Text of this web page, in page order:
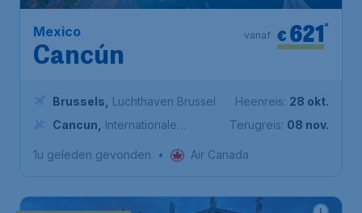
Mexico
Cancún
€ 621*
vanaf
Brussels
Luchthaven Brussel
Cancun
Internationale
Heenreis: 28 okt.
Terugreis: 08 nov.
1u geleden gevonden • Air Canada